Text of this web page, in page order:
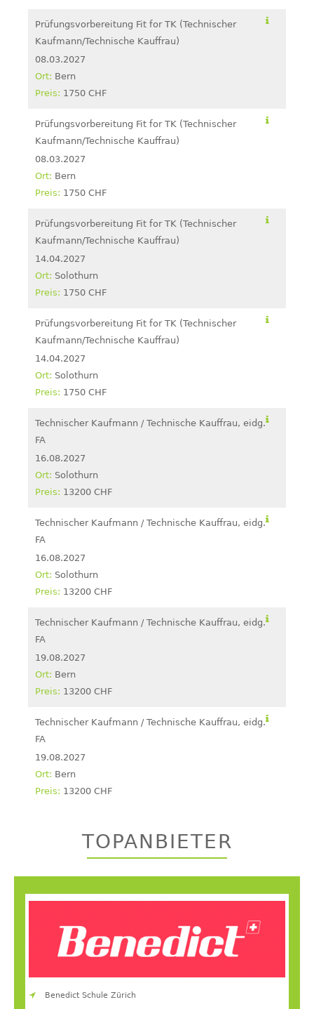
Prüfungsvorbereitung Fit for TK (Technischer
Kaufmann/Technische Kauffrau)
08.03.2027
Bern
1750 CHF
Prüfungsvorbereitung Fit for TK (Technischer
Kaufmann/Technische Kauffrau)
08.03.2027
Bern
1750 CHF
Prüfungsvorbereitung Fit for TK (Technischer
Kaufmann/Technische Kauffrau)
14.04.2027
Solothurn
1750 CHF
Prüfungsvorbereitung Fit for TK (Technischer
Kaufmann/Technische Kauffrau)
14.04.2027
Solothurn
1750 CHF
Technischer Kaufmann / Technische Kauffrau, eidg.
FA
16.08.2027
Solothurn
13200 CHF
Technischer Kaufmann / Technische Kauffrau, eidg.
FA
16.08.2027
Solothurn
13200 CHF
Technischer Kaufmann / Technische Kauffrau, eidg.
FA
19.08.2027
Bern
13200 CHF
Technischer Kaufmann / Technische Kauffrau, eidg.
FA
19.08.2027
Bern
13200 CHF
TOPANBIETER
Benedict Schule Zürich